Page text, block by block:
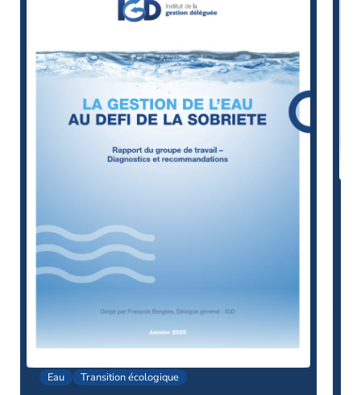
Eau Transition écologique